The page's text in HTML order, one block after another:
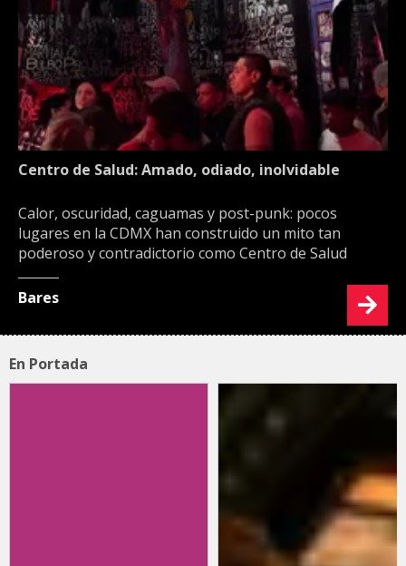
Centro de Salud: Amado, odiado, inolvidable
Calor, oscuridad, caguamas y post-punk: pocos
lugares en la CDMX han construido un mito tan
poderoso y contradictorio como Centro de Salud
Bares
En Portada